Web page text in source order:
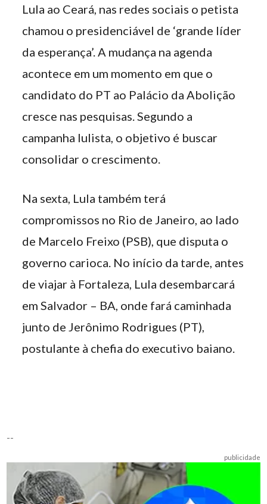
Lula ao Ceará, nas redes sociais o petista
chamou o presidenciável de ‘grande líder
da esperança’. A mudança na agenda
acontece em um momento em que o
candidato do PT ao Palácio da Abolição
cresce nas pesquisas. Segundo a
campanha lulista, o objetivo é buscar
consolidar o crescimento.
Na sexta, Lula também terá
compromissos no Rio de Janeiro, ao lado
de Marcelo Freixo (PSB), que disputa o
governo carioca. No início da tarde, antes
de viajar à Fortaleza, Lula desembarcará
em Salvador – BA, onde fará caminhada
junto de Jerônimo Rodrigues (PT),
postulante à chefia do executivo baiano.
--
publicidade